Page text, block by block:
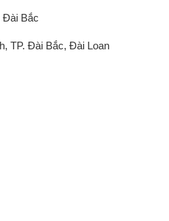
Đài Bắc
TP. Đài Bắc, Đài Loan